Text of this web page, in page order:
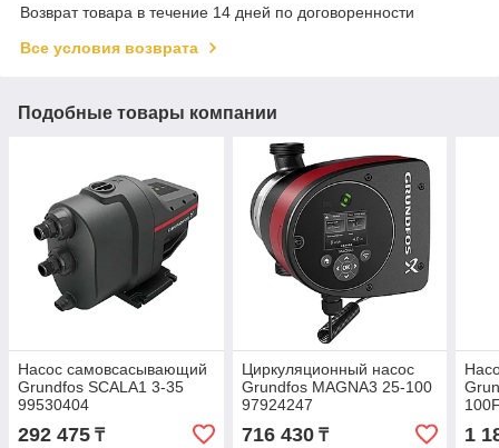
Возврат товара в течение 14 дней по договоренности
Все условия возврата
Подобные товары компании
Насос самовсасывающий
Grundfos SCALA1 3-35
99530404
292 475 ₸
Циркуляционный насос
Grundfos MAGNA3 25-100
97924247
716 430₸ 1